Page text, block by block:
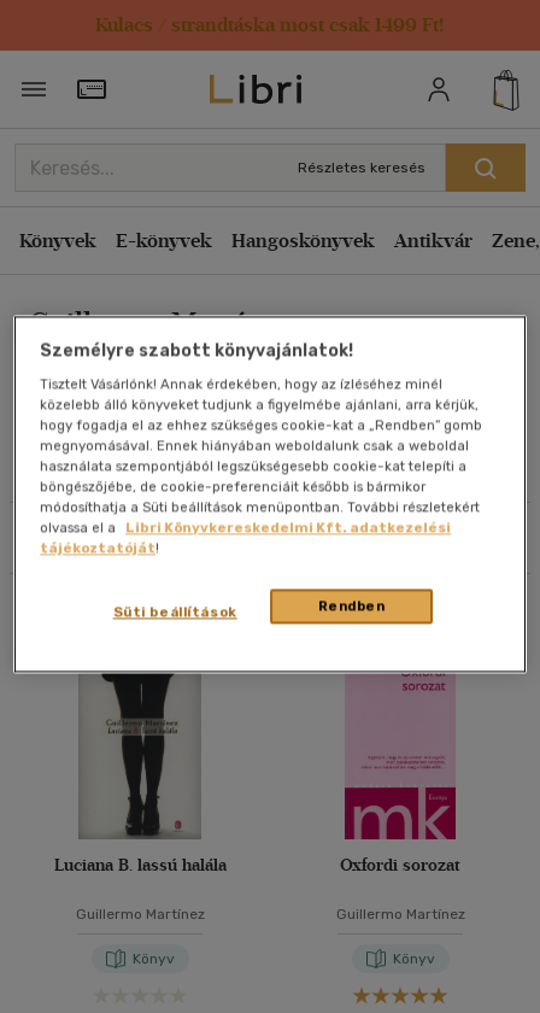
Kulacs / strandtáska most csak 1499 Ft!
Törzsvásárlói Kártya adatai
Részletes keresés
Könyvek E-könyvek Hangoskönyvek Antikvár
Guillermo Martínez
Művei
Olvasói vélemények
Szűrés Rendezés
Rendezés
Kiadás éve szerint csökkenő
Ár szerint csökkenő
Eladott darabszám szerint csökkenő
Eladott darabszám szerint növekvő
Cím szerint A-Z
Szerző szerint A-Z
Megjelenítés
20 db / oldal
Alkalmaz
Összesen db
Luciana B. lassú halála
Guillermo Martínez
Könyv
Oxfordi sorozat
Guillermo Martínez
Könyv
Személyre szabott könyvajánlatok!
Tisztelt Vásárlónk! Annak érdekében, hogy az ízléséhez minél
közelebb álló könyveket tudjunk a figyelmébe ajánlani, arra kérjük,
hogy fogadja el az ehhez szükséges cookie-kat a „Rendben” gomb
megnyomásával. Ennek hiányában weboldalunk csak a weboldal
használata szempontjából legszükségesebb cookie-kat telepíti a
böngészőjébe, de cookie-preferenciáit később is bármikor
módosíthatja a Süti beállítások menüpontban. További részletekért
olvassa el a
Libri Könyvkereskedelmi Kft. adatkezelési
tájékoztatóját!
Rendben
Süti beállítások